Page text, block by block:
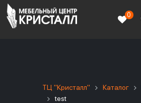
0
ТЦ "Кристалл" Каталог
test